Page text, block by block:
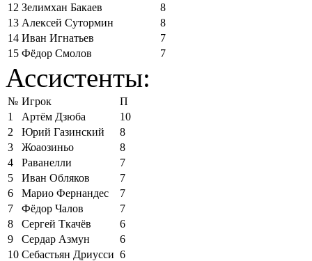
12 Зелимхан Бакаев
8
13 Алексей Сутормин
8
14 Иван Игнатьев
7
15 Фёдор Смолов 7
Ассистенты:
№ Игрок
П
1
Артём Дзюба
10
2
Юрий Газинский
8
3
Жоаозиньо
8
4
Раванелли
7
5
Иван Обляков
7
6
Марио Фернандес
7
7
Фёдор Чалов
7
8
Сергей Ткачёв
6
9
Сердар Азмун
6
10 Себастьян Дриусси 6